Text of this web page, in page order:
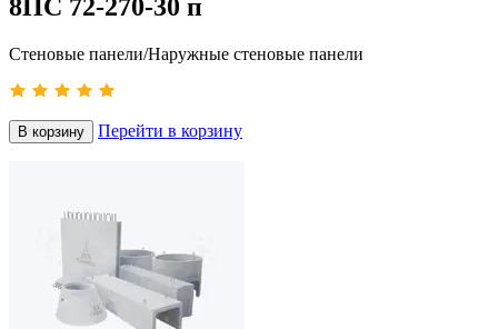
8ПС 72-270-30 п
Стеновые панели/Наружные стеновые панели
В корзину Перейти в корзину